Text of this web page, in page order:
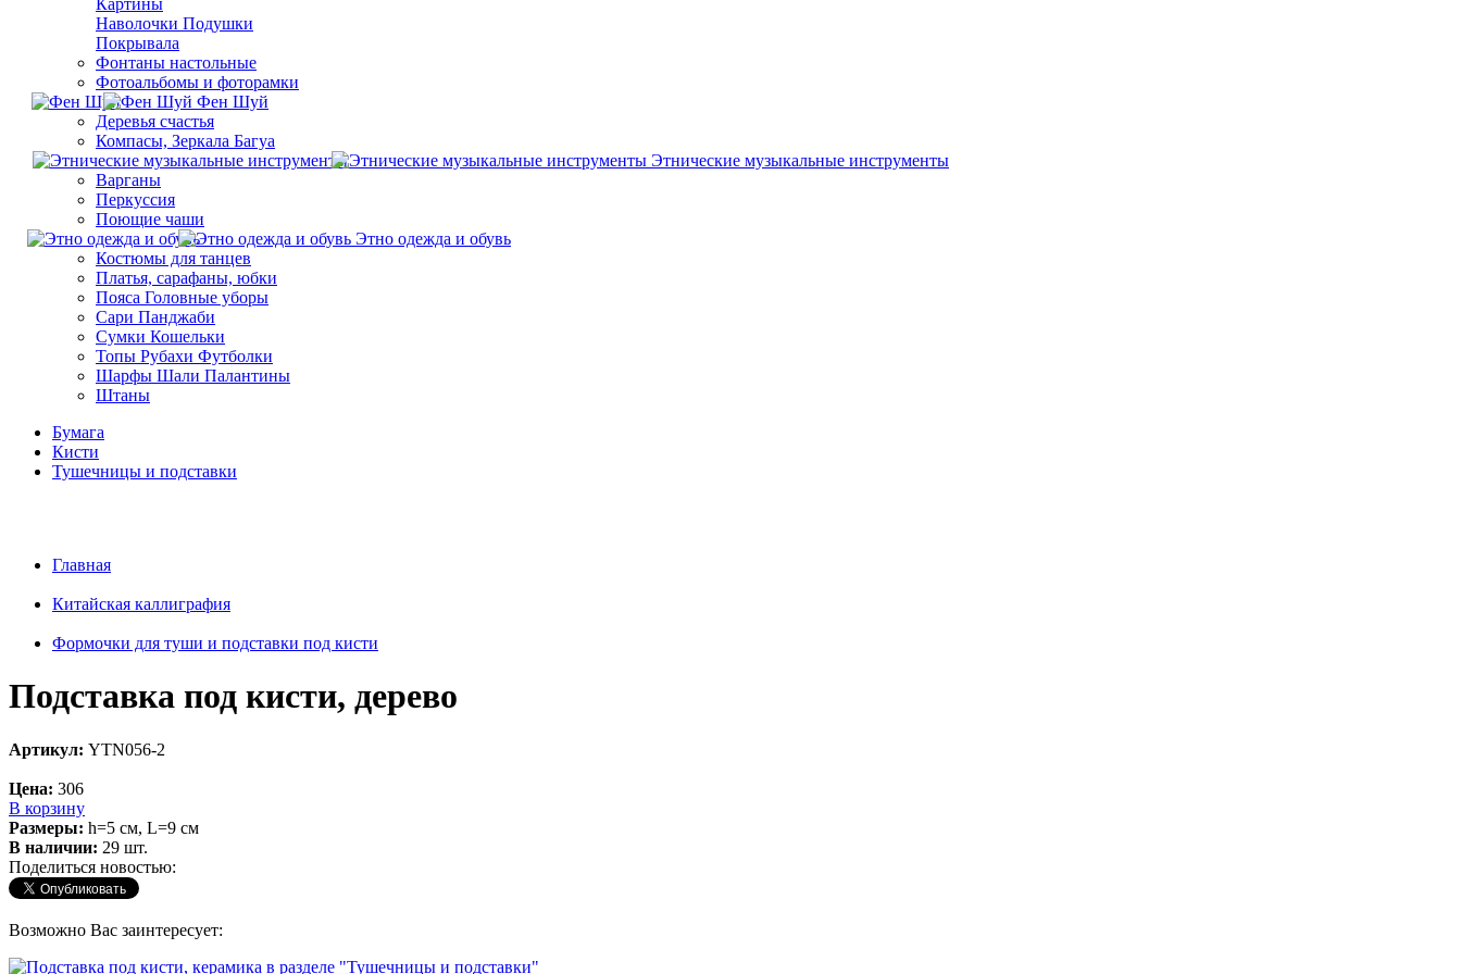
Картины
Наволочки Подушки
Покрывала
Фонтаны настольные
Фотоальбомы и фоторамки
Фен Шуй
Деревья счастья
Компасы, Зеркала Багуа
Этнические музыкальные инструменты
Варганы
Перкуссия
Поющие чаши
Этно одежда и обувь
Костюмы для танцев
Платья, сарафаны, юбки
Пояса Головные уборы
Сари Панджаби
Сумки Кошельки
Топы Рубахи Футболки
Шарфы Шали Палантины
Штаны
Бумага
Кисти
Тушечницы и подставки
Главная
Китайская каллиграфия
Формочки для туши и подставки под кисти
Подставка под кисти, дерево
Артикул: YTN056-2
Цена: 306
В корзину
Размеры: h=5 см, L=9 см
В наличии: 29 шт.
Поделиться новостью:
Возможно Вас заинтересует: